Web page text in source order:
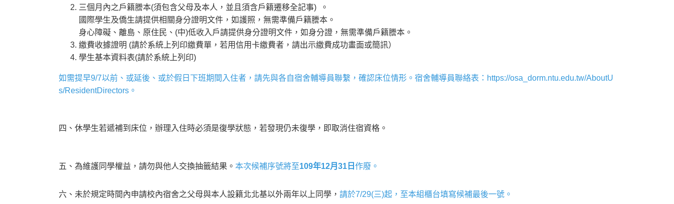
三個月內之戶籍謄本(須包含父母及本人，並且須含戶籍遷移全記事) 。
國際學生及僑生請提供相關身分證明文件，如護照，無需準備戶籍謄本。
身心障礙、離島、原住民、(中)低收入戶請提供身分證明文件，如身分證，無需準備戶籍謄本。
繳費收據證明 (請於系統上列印繳費單，若用信用卡繳費者，請出示繳費成功畫面或簡訊）
學生基本資料表(請於系統上列印)
如需提早9/7以前、或延後、或於假日下班期間入住者，請先與各自宿舍輔導員聯繫，確認床位情形。宿舍輔導員聯絡表： https://osa_dorm.ntu.edu.tw/AboutU
s/ResidentDirectors 。
四、休學生若遞補到床位，辦理入住時必須是復學狀態，若發現仍未復學，即取消住宿資格。
五、為維護同學權益，請勿與他人交換抽籤結果。 本次候補序號將至109年12月31日 作廢。
六、未於規定時間內申請校內宿舍之父母與本人設籍北北基以外兩年以上同學， 請於7/29(三)起，至本組櫃台填寫候補最後一號。